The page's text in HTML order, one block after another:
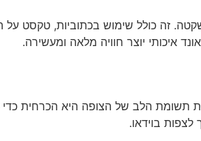
זה כולל שימוש בכתוביות, טקסט
איכותי יוצר חוויה מלאה ומעשירה.
תשומת הלב של הצופה היא הכרחית
בוידאו.